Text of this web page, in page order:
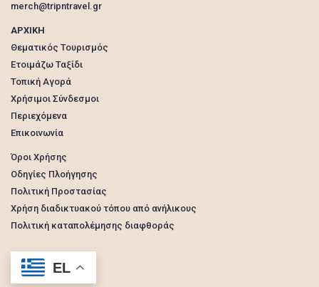
merch@tripntravel.gr
ΑΡΧΙΚΗ
Θεματικός Τουρισμός
Ετοιμάζω Ταξίδι
Τοπική Αγορά
Χρήσιμοι Σύνδεσμοι
Περιεχόμενα
Επικοινωνία
Όροι Χρήσης
Οδηγίες Πλοήγησης
Πολιτική Προστασίας
Χρήση διαδικτυακού τόπου από ανήλικους
Πολιτική καταπολέμησης διαφθοράς
EL